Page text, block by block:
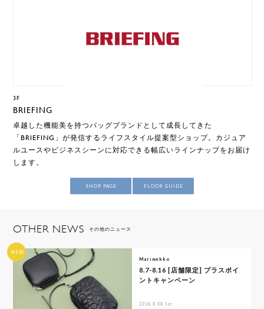
3F
BRIEFING
卓越した機能美を持つバッグブランドとして成長してきた
「BRIEFING」が発信するライフスタイル提案型ショップ。カジュア
ルユースやビジネスシーンに対応できる幅広いラインナップをお届け
します。
SHOP PAGE FLOOR GUIDE
OTHER NEWS その他のニュース
NEW
Marimekko
8.7-8.16 [店舗限定] プラスポイ
ントキャンペーン
2026.8.08 Sat